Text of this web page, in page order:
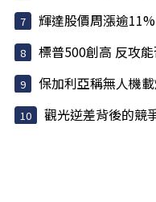
輝達股價周漲逾11% 市
標普500創高 反攻
保加利亞稱無人機
觀光逆差背後的競